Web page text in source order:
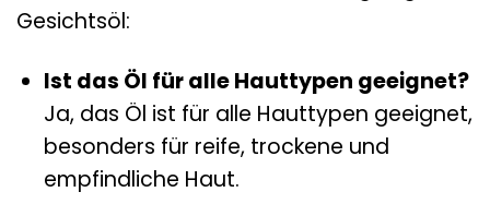
Gesichtsöl:
Ist das Öl für alle Hauttypen geeignet?
Ja, das Öl ist für alle Hauttypen geeignet,
besonders für reife, trockene und
empfindliche Haut.